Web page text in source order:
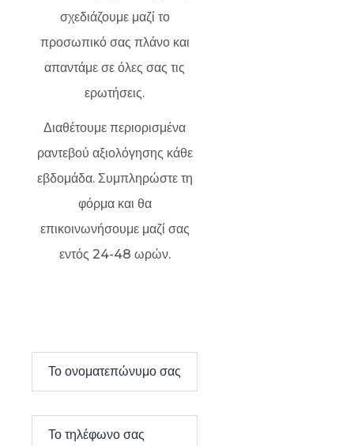
σχεδιάζουμε μαζί το
προσωπικό σας πλάνο και
απαντάμε σε όλες σας τις
ερωτήσεις.
Διαθέτουμε περιορισμένα
ραντεβού αξιολόγησης κάθε
εβδομάδα. Συμπληρώστε τη
φόρμα και θα
επικοινωνήσουμε μαζί σας
εντός 24-48 ωρών.